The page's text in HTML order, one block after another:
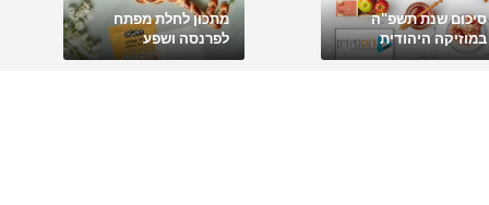
סיכום שנת תשפ"ה
במוזיקה היהודית
מתכון לחלת מפתח
לפרנסה ושפע